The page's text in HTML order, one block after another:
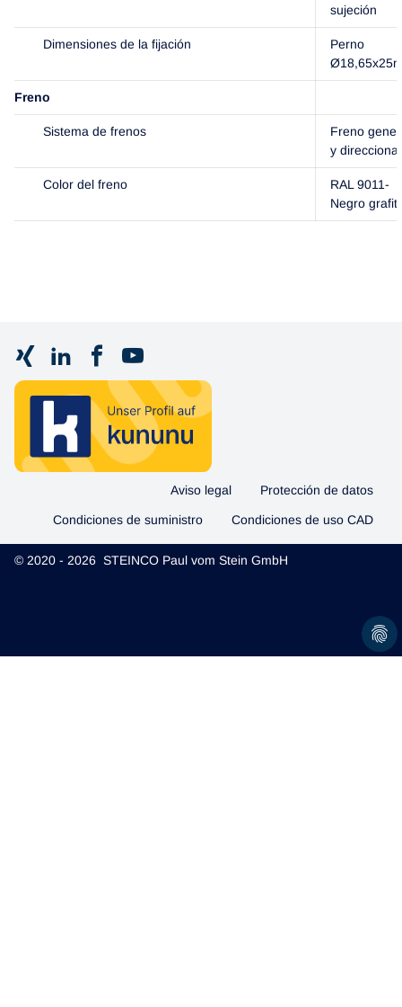
sujeción
Dimensiones de la fijación
Perno
Freno
Sistema de frenos
Freno
y direccional
Color del freno
RAL 9011-
Negro
Aviso legal Protección de datos
Condiciones de suministro Condiciones de uso CAD
© 2020 - 2026 STEINCO Paul vom Stein GmbH